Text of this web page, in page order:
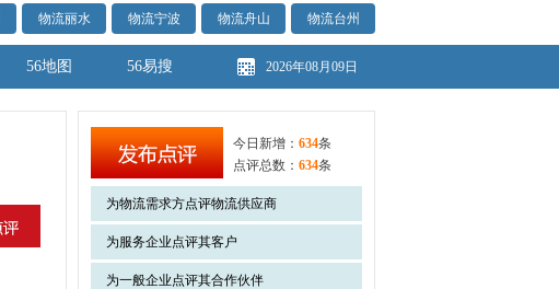
物流丽水 物流宁波 物流舟山 物流台州
56地图 56易搜 2026年08月09日
今日新增： 634条
点评总数： 634条
为物流需求方点评物流供应商
为服务企业点评其客户
为一般企业点评其合作伙伴